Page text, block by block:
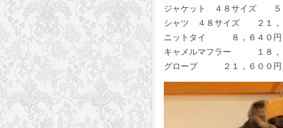
ジャケット ４８サイズ ５
シャツ ４８サイズ ２１，
ニットタイ ８，６４０
キャメルマフラー １８，
グローブ ２１，６００円